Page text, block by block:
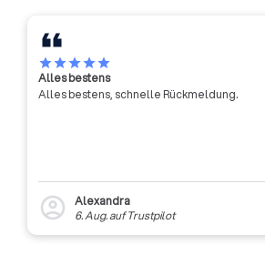
starstarstarstarstar
Alles bestens
Alles bestens, schnelle Rückmeldung.
account_circle
Alexandra
6. Aug.auf Trustpilot